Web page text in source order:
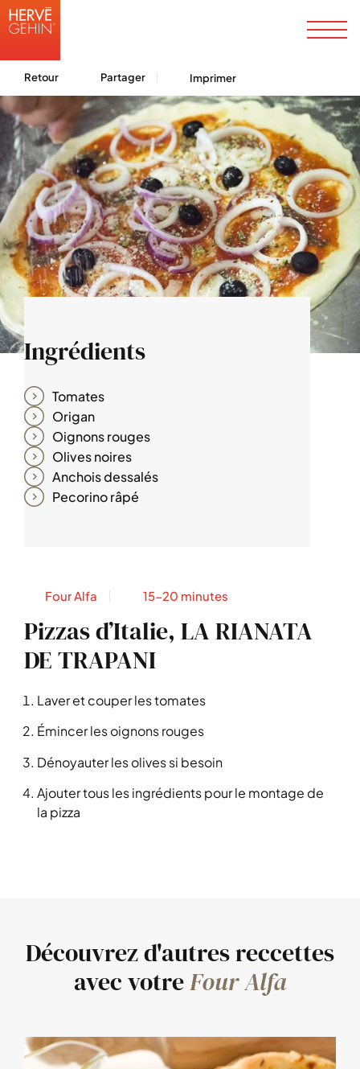
Retour Partager Imprimer
Ingrédients
Tomates
Origan
Oignons rouges
Olives noires
Anchois dessalés
Pecorino râpé
Four Alfa 15-20 minutes
Pizzas d’Italie, LA RIANATA
DE TRAPANI
Laver et couper les tomates
Émincer les oignons rouges
Dénoyauter les olives si besoin
Ajouter tous les ingrédients pour le montage de
la pizza
Découvrez d'autres reccettes
avec votreFour Alfa